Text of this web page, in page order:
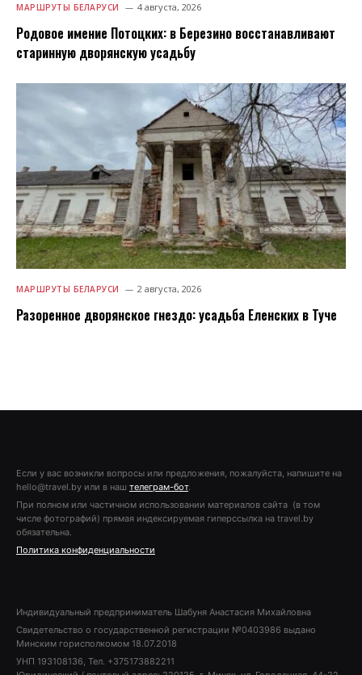
МАРШРУТЫ БЕЛАРУСИ 4 августа, 2026
Родовое имение Потоцких: в Березино восстанавливают
старинную дворянскую усадьбу
МАРШРУТЫ БЕЛАРУСИ 2 августа, 2026
Разоренное дворянское гнездо: усадьба Еленских в Туче
Если у вас возникли вопросы или предложения, пожалуйста, напишите на
hello@travel.by или в наш телеграм-бот.
При полном или частичном использовании материалов сайта (в том
числе фотографий) прямая индексируемая гиперссылка на travel.by
обязательна.
Политика конфиденциальности
Индивидуальный предприниматель Шабуня Анастасия Михайловна
Свидетельство о государственной регистрации №0403986 выдано
Минским горисполкомом 18.07.2018
УНП 193108136, Тел. +375173882211